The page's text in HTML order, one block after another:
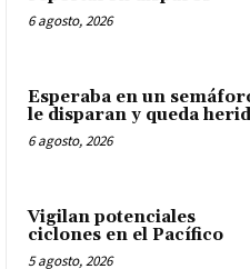
6 agosto, 2026
Esperaba en un
le disparan y queda
6 agosto, 2026
Vigilan potenciales
ciclones en el Pacífico
5 agosto, 2026